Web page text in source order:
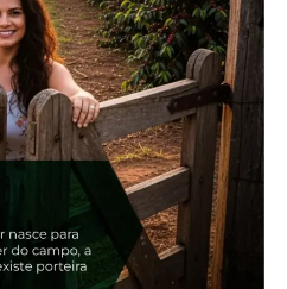
por integrantes
Brasileira de Angus,
Paulo Cairoli; o diretor do
Wilson
diretor executivo da
Lucas Azevedo
do encontro para o
“O objetivo é promover